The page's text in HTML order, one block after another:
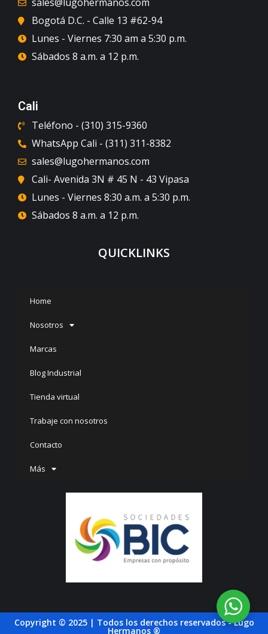
Bogotá D.C. - Calle 13 #62-94
Lunes - Viernes 7:30 am a 5:30 p.m.
Sábados 8 a.m. a 12 p.m.
Cali
Teléfono - (310) 315-9360
WhatsApp Cali - (311) 311-8382
sales@lugohermanos.com
Cali- Avenida 3N # 45 N - 43 Vipasa
Lunes - Viernes 8:30 a.m. a 5:30 p.m.
Sábados 8 a.m. a 12 p.m.
QUICKLINKS
Home
Nosotros
Marcas
Blog Industrial
Tienda virtual
Trabaje con nosotros
Contacto
Más
Copyright © 2025 | Todos los derechos reservados - Lugo
Hermanos ®